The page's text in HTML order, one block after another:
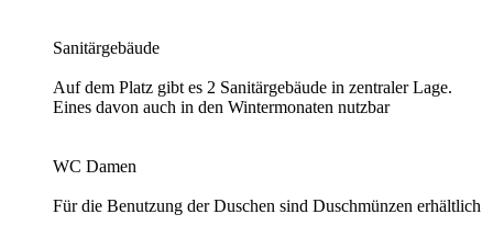
Sanitärgebäude
Auf dem Platz gibt es 2 Sanitärgebäude in zentraler Lage.
Eines davon auch in den Wintermonaten nutzbar
WC Damen
Für die Benutzung der Duschen sind Duschmünzen erhältlich